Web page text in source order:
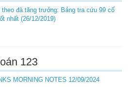
đà tăng trưởng: Bảng tra cứu 99 cổ
nhất (26/12/2019)
123
MORNING NOTES 12/09/2024